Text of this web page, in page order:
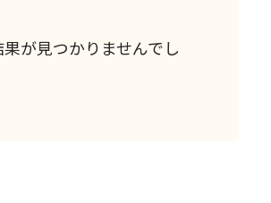
が見つかりませんでし